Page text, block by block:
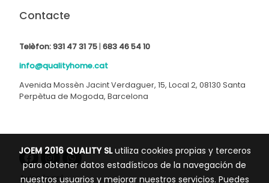
Contacte
Telèfon:931 47 31 75 | 683 46 54 10
info@qualityhome.cat
Avenida Mossèn Jacint Verdaguer, 15, Local 2, 08130 Santa
Perpètua de Mogoda, Barcelona
Aviso legal
JOEM 2016 QUALITY SLutiliza cookies propias y terceros
para obtener datos estadísticos de la navegación de
nuestros usuarios y mejorar nuestros servicios. Puedes